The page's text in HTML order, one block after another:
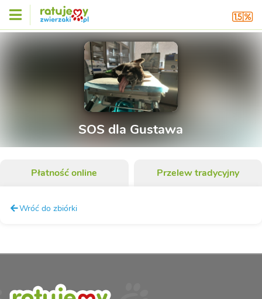
SOS dla Gustawa
Płatność online Przelew tradycyjny
Wróć do zbiórki